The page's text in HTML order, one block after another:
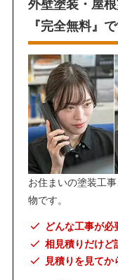
外壁塗装・屋
『完全無料』で
お住まいの塗装工
物です。
どんな工事が必
相見積りだけど
見積りを見てか